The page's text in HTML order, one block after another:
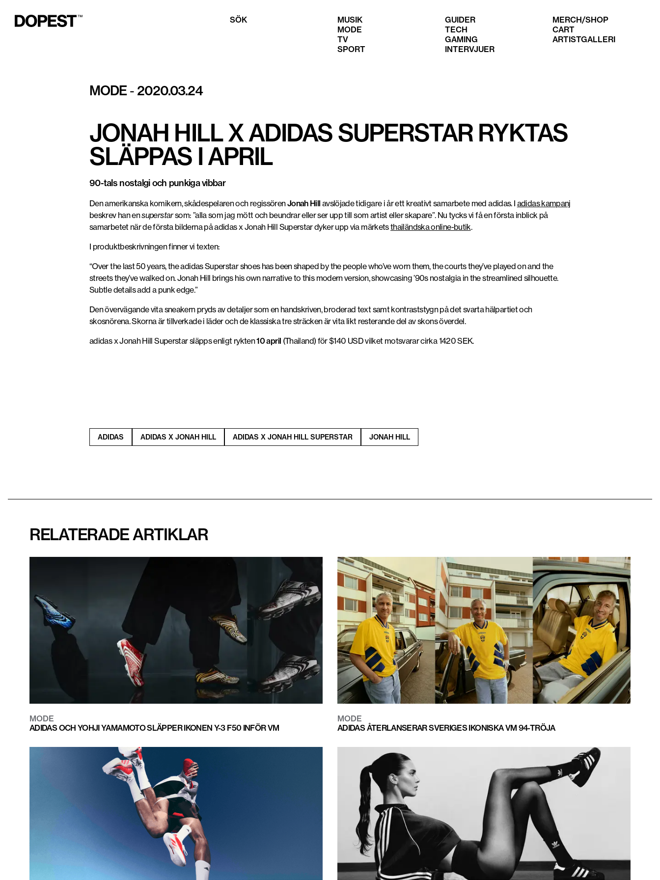
SÖK
MUSIK
MODE
TV
SPORT
GUIDER
TECH
GAMING
INTERVJUER
MERCH/SHOP
CART
ARTISTGALLERI
MODE- 2020.03.24
JONAH HILL X ADIDAS SUPERSTAR RYKTAS
SLÄPPAS I APRIL
90-tals nostalgi och punkiga vibbar
Den amerikanska komikern, skådespelaren och regissörenJonah Hill avslöjade tidigare i år ett kreativt samarbete med adidas. I adidas kampanj
beskrev han ensuperstarsom: ”alla som jag mött och beundrar eller ser upp till som artist eller skapare”. Nu tycks vi få en första inblick på
samarbetet när de första bilderna på adidas x Jonah Hill Superstar dyker upp via märketsthailändska online-butik.
I produktbeskrivningen finner vi texten:
“Over the last 50 years, the adidas Superstar shoes has been shaped by the people who’ve worn them, the courts they’ve played on and the
streets they’ve walked on. Jonah Hill brings his own narrative to this modern version, showcasing ’90s nostalgia in the streamlined silhouette.
Subtle details add a punk edge.”
Den övervägande vita sneakern pryds av detaljer som en handskriven, broderad text samt kontraststygn på det svarta hälpartiet och
skosnörena. Skorna är tillverkade i läder och de klassiska tre sträcken är vita likt resterande del av skons överdel.
adidas x Jonah Hill Superstar släpps enligt rykten10 april (Thailand) för $140 USD vilket motsvarar cirka 1420 SEK.
ADIDAS ADIDAS X JONAH HILL ADIDAS X JONAH HILL SUPERSTAR JONAH HILL
RELATERADE ARTIKLAR
MODE
ADIDAS OCH YOHJI YAMAMOTO SLÄPPER IKONEN Y-3 F50 INFÖR VM
MODE
ADIDAS ÅTERLANSERAR SVERIGES IKONISKA VM 94-TRÖJA